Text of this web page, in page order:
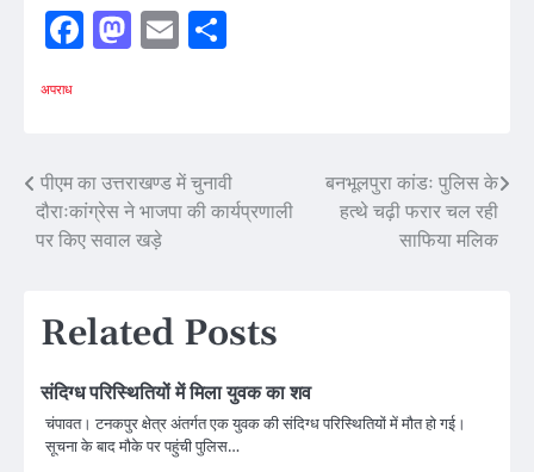
Facebook
Mastodon
Email
अपराध
Post
navigation
पीएम का उत्तराखण्ड में चुनावी
दौराःकांग्रेस ने भाजपा की कार्यप्रणाली
पर किए सवाल खड़े
बनभूलपुरा कांडः पुलिस के
हत्थे चढ़ी फरार चल रही
साफिया मलिक
Related Posts
संदिग्ध परिस्थितियों में मिला युवक का शव
चंपावत। टनकपुर क्षेत्र अंतर्गत एक युवक की संदिग्ध परिस्थितियों में मौत हो गई।
सूचना के बाद मौके पर पहुंची पुलिस…